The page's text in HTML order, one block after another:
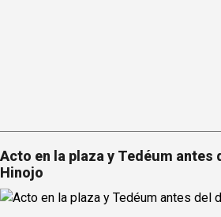
Acto en la plaza y Tedéum antes
Hinojo